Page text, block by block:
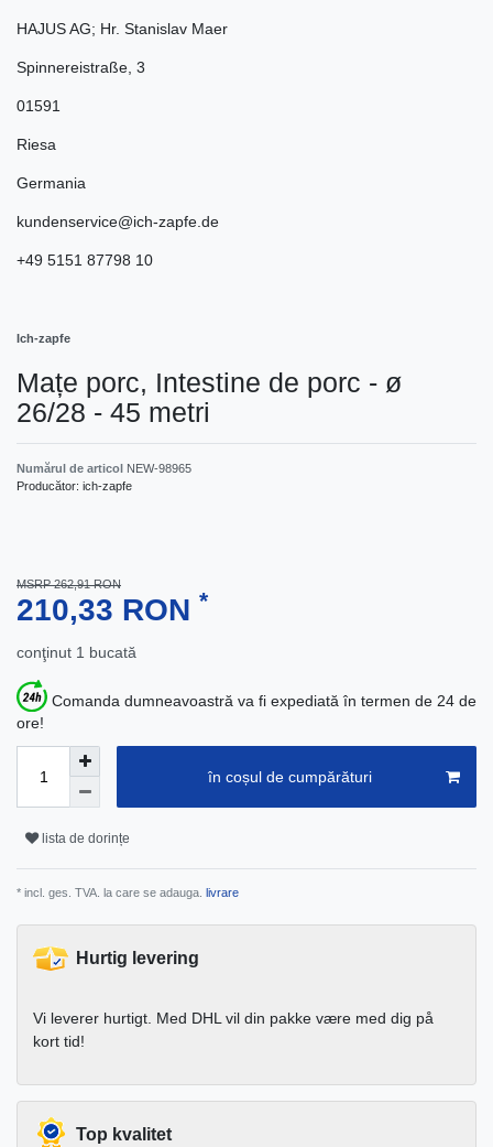
HAJUS AG; Hr. Stanislav Maer
Spinnereistraße 3
01591
Riesa
Germania
kundenservice@ich-zapfe.de
+49 5151 87798 10
Ich-zapfe
Mațe porc, Intestine de porc - ø
26/28 - 45 metri
Numărul de articol NEW-98965
Producător: ich-zapfe
MSRP 262,91 RON
210,33 RON *
conţinut 1 bucată
Comanda dumneavoastră va fi expediată în termen de 24 de
ore!
în coșul de cumpărături
lista de dorințe
* incl. ges. TVA. la care se adauga. livrare
Hurtig levering
Vi leverer hurtigt. Med DHL vil din pakke være med dig på
kort tid!
Top kvalitet